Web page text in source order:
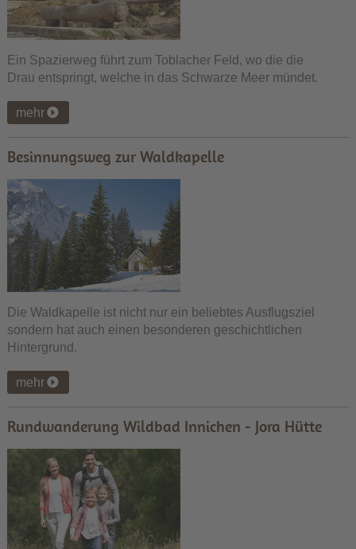
Ein Spazierweg führt zum Toblacher Feld, wo die die
Drau entspringt, welche in das Schwarze Meer mündet.
mehr
Besinnungsweg zur Waldkapelle
Die Waldkapelle ist nicht nur ein beliebtes Ausflugsziel
sondern hat auch einen besonderen geschichtlichen
Hintergrund.
mehr
Rundwanderung Wildbad Innichen - Jora Hütte